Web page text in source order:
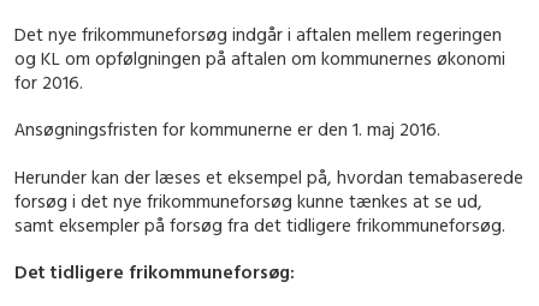
Det nye frikommuneforsøg indgår i aftalen mellem regeringen
og KL om opfølgningen på aftalen om kommunernes økonomi
for 2016.
Ansøgningsfristen for kommunerne er den 1. maj 2016.
Herunder kan der læses et eksempel på, hvordan temabaserede
forsøg i det nye frikommuneforsøg kunne tænkes at se ud,
samt eksempler på forsøg fra det tidligere frikommuneforsøg.
Det tidligere frikommuneforsøg: